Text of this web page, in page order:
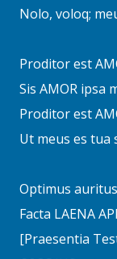
Nolo, voloq;
Proditor est
Sis AMOR ipsa
Proditor est
Ut meus es tua
Optimus
Facta LAENA
[Praesentia